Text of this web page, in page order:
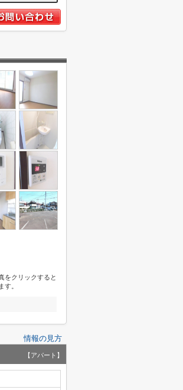
をクリックすると
す。
情報の見方
【アパート】